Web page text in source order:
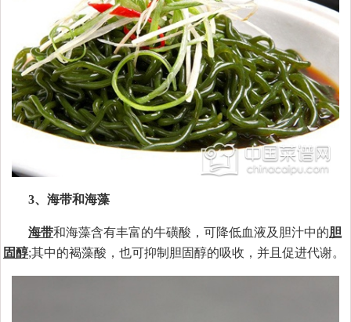
3、海带和海藻
海带和海藻含有丰富的牛磺酸，可降低血液及胆汁中的胆
固醇;其中的褐藻酸，也可抑制胆固醇的吸收，并且促进代谢。